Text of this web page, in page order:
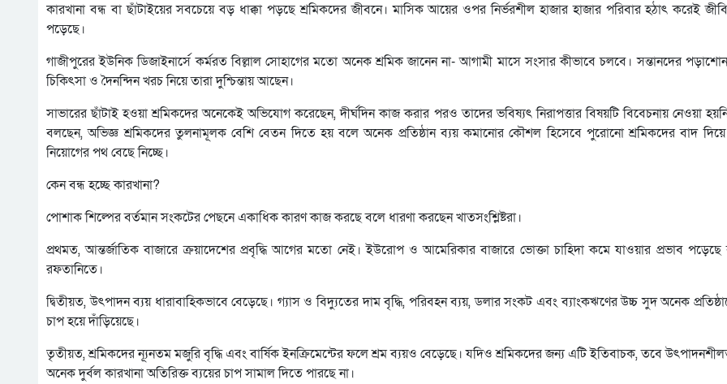
কারখানা বন্ধ বা ছাঁটাইয়ের সবচেয়ে বড় ধাক্কা পড়ছে শ্রমিকদের জীবনে। মাসিক আয়ের ওপর নির্ভরশীল হাজার হাজার পরিবার হঠাৎ করেই
পড়েছে।
গাজীপুরের ইউনিক ডিজাইনার্সে কর্মরত বিল্লাল সোহাগের মতো অনেক শ্রমিক জানেন না- আগামী মাসে সংসার কীভাবে চলবে। সন্তানদের
চিকিৎসা ও দৈনন্দিন খরচ নিয়ে তারা দুশ্চিন্তায় আছেন।
সাভারের ছাঁটাই হওয়া শ্রমিকদের অনেকেই অভিযোগ করেছেন, দীর্ঘদিন কাজ করার পরও তাদের ভবিষ্যৎ নিরাপত্তার বিষয়টি বিবেচনায় নেওয়া
বলছেন, অভিজ্ঞ শ্রমিকদের তুলনামূলক বেশি বেতন দিতে হয় বলে অনেক প্রতিষ্ঠান ব্যয় কমানোর কৌশল হিসেবে পুরোনো শ্রমিকদের বাদ
নিয়োগের পথ বেছে নিচ্ছে।
কেন বন্ধ হচ্ছে কারখানা?
পোশাক শিল্পের বর্তমান সংকটের পেছনে একাধিক কারণ কাজ করছে বলে ধারণা করছেন খাতসংশ্লিষ্টরা।
প্রথমত, আন্তর্জাতিক বাজারে ক্রয়াদেশের প্রবৃদ্ধি আগের মতো নেই। ইউরোপ ও আমেরিকার বাজারে ভোক্তা চাহিদা কমে যাওয়ার প্রভাব পড়েছে
রফতানিতে।
দ্বিতীয়ত, উৎপাদন ব্যয় ধারাবাহিকভাবে বেড়েছে। গ্যাস ও বিদ্যুতের দাম বৃদ্ধি, পরিবহন ব্যয়, ডলার সংকট এবং ব্যাংকঋণের উচ্চ সুদ অনেক
চাপ হয়ে দাঁড়িয়েছে।
তৃতীয়ত, শ্রমিকদের ন্যূনতম মজুরি বৃদ্ধি এবং বার্ষিক ইনক্রিমেন্টের ফলে শ্রম ব্যয়ও বেড়েছে। যদিও শ্রমিকদের জন্য এটি ইতিবাচক, তবে
অনেক দুর্বল কারখানা অতিরিক্ত ব্যয়ের চাপ সামাল দিতে পারছে না।